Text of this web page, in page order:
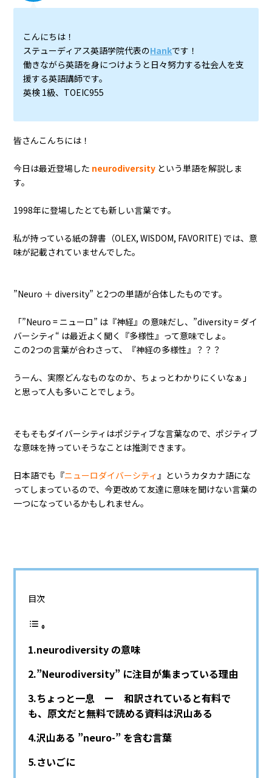
こんにちは！
ステューディアス英語学院代表のHankです！
働きながら英語を身につけようと日々努力する社会人を支
援する英語講師です。
英検 1級、TOEIC955
皆さんこんちには！
今日は最近登場した neurodiversity という単語を解説しま
す。
1998年に登場したとても新しい言葉です。
私が持っている紙の辞書（OLEX, WISDOM, FAVORITE) では、意
味が記載されていませんでした。
”Neuro ＋ diversity” と2つの単語が合体したものです。
「”Neuro = ニューロ” は『神経』の意味だし、”diversity = ダイ
バーシティ“ は最近よく聞く『多様性』って意味でしょ。
この2つの言葉が合わさって、『神経の多様性』？？？
うーん、実際どんなものなのか、ちょっとわかりにくいなぁ」
と思って人も多いことでしょう。
そもそもダイバーシティはポジティブな言葉なので、ポジティブ
な意味を持っていそうなことは推測できます。
日本語でも『ニューロダイバーシティ』というカタカナ語にな
ってしまっているので、今更改めて友達に意味を聞けない言葉の
一つになっているかもしれません。
目次
neurodiversity の意味
”Neurodiversity” に注目が集まっている理由
ちょっと一息 ー 和訳されていると有料で
も、原文だと無料で読める資料は沢山ある
沢山ある ”neuro-” を含む言葉
さいごに